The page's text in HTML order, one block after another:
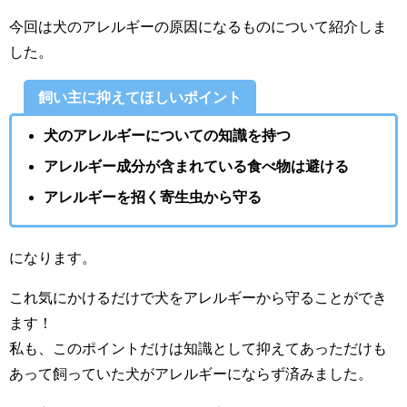
今回は犬のアレルギーの原因になるものについて紹介しま
した。
飼い主に抑えてほしいポイント
犬のアレルギーについての知識を持つ
アレルギー成分が含まれている食べ物は避ける
アレルギーを招く寄生虫から守る
になります。
これ気にかけるだけで犬をアレルギーから守ることができ
ます！
私も、このポイントだけは知識として抑えてあっただけも
あって飼っていた犬がアレルギーにならず済みました。